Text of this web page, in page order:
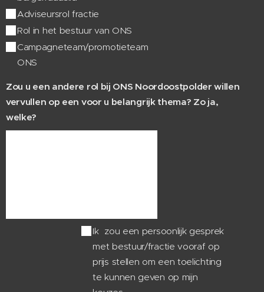
Adviseursrol fractie
Rol in het bestuur van ONS
Campagneteam/promotieteam
ONS
Zou u een andere rol bij ONS Noordoostpolder willen
vervullen op een voor u belangrijk thema? Zo ja,
welke?
Ik zou een persoonlijk gesprek
met bestuur/fractie vooraf op
prijs stellen om een toelichting
te kunnen geven op mijn